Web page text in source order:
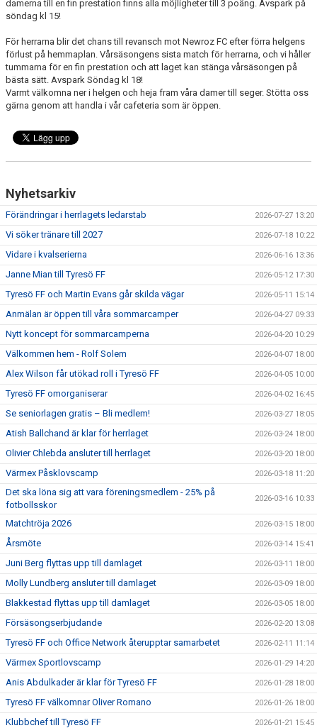
damerna till en fin prestation finns alla möjligheter till 3 poäng. Avspark på
söndag kl 15!
För herrarna blir det chans till revansch mot Newroz FC efter förra helgens
förlust på hemmaplan. Vårsäsongens sista match för herrarna, och vi håller
tummarna för en fin prestation och att laget kan stänga vårsäsongen på
bästa sätt. Avspark Söndag kl 18!
Varmt välkomna ner i helgen och heja fram våra damer till seger. Stötta oss
gärna genom att handla i vår cafeteria som är öppen.
Nyhetsarkiv
Förändringar i herrlagets ledarstab 2026-07-27 13:20
Vi söker tränare till 2027 2026-07-18 10:22
Vidare i kvalserierna 2026-06-16 13:36
Janne Mian till Tyresö FF 2026-05-12 17:30
Tyresö FF och Martin Evans går skilda vägar 2026-05-11 15:14
Anmälan är öppen till våra sommarcamper 2026-04-27 09:33
Nytt koncept för sommarcamperna 2026-04-20 10:29
Välkommen hem - Rolf Solem 2026-04-07 18:00
Alex Wilson får utökad roll i Tyresö FF 2026-04-05 10:00
Tyresö FF omorganiserar 2026-04-02 16:45
Se seniorlagen gratis – Bli medlem! 2026-03-27 18:05
Atish Ballchand är klar för herrlaget 2026-03-24 18:00
Olivier Chlebda ansluter till herrlaget 2026-03-20 18:00
Värmex Påsklovscamp 2026-03-18 11:20
Det ska löna sig att vara föreningsmedlem - 25% på
fotbollsskor
2026-03-16 10:33
Matchtröja 2026 2026-03-15 18:00
Årsmöte 2026-03-14 15:41
Juni Berg flyttas upp till damlaget 2026-03-11 18:00
Molly Lundberg ansluter till damlaget 2026-03-09 18:00
Blakkestad flyttas upp till damlaget 2026-03-05 18:00
Försäsongserbjudande 2026-02-20 13:08
Tyresö FF och Office Network återupptar samarbetet 2026-02-11 11:14
Värmex Sportlovscamp 2026-01-29 14:20
Anis Abdulkader är klar för Tyresö FF 2026-01-28 18:00
Tyresö FF välkomnar Oliver Romano 2026-01-26 18:00
Klubbchef till Tyresö FF 2026-01-21 15:45